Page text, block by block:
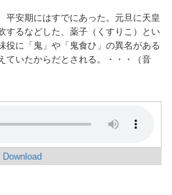
平安期にはすでにあった。元旦に天皇
するなどした、薬子（くすりこ）とい
役に「鬼」や「鬼食ひ」の異名がある
ていたからだとされる。・・・（音
Download